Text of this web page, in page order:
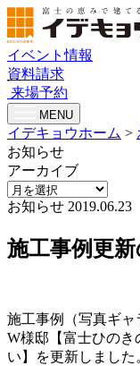
イベント情報
資料請求
来場予約
MENU
イデキョウホーム >
お知らせ
アーカイブ
お知らせ 2019.06.23
施工事例更
施工事例（写真ギャ
W様邸【富士ひのき
い】を更新しました